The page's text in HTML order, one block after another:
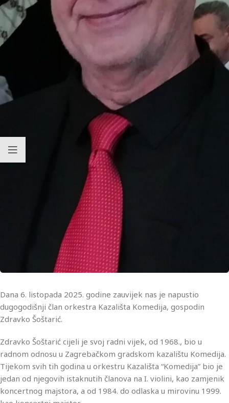
Dana 6. listopada 2025. godine zauvijek nas je napustio
dugogodišnji član orkestra Kazališta Komedija, gospodin
Zdravko Šoštarić.
Zdravko Šoštarić cijeli je svoj radni vijek, od 1968., bio u
radnom odnosu u Zagrebačkom gradskom kazalištu Komedija.
Tijekom svih tih godina u orkestru Kazališta “Komedija” bio je
jedan od njegovih istaknutih članova na I. violini, kao zamjenik
koncertnog majstora, a od 1984. do odlaska u mirovinu 1999.